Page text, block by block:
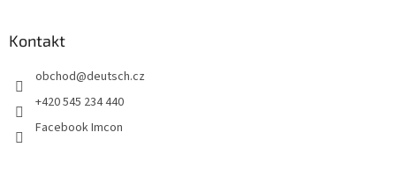
Kontakt
obchod@deutsch.cz
+420 545 234 440
Facebook Imcon